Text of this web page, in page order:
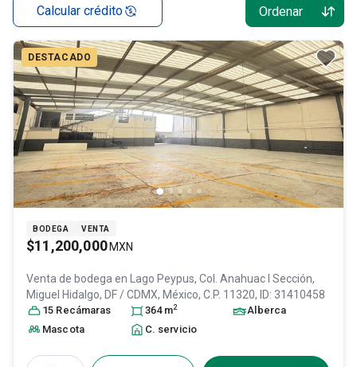
Calcular crédito Ordenar
DESTACADO
BODEGA VENTA
$11,200,000 MXN
Venta de bodega en
Lago Peypus, Col. Anahuac I Sección,
Miguel Hidalgo, DF / CDMX, México, C.P. 11320, ID: 31410458
15 Recámaras 364 m2
Alberca
Mascota
C. servicio